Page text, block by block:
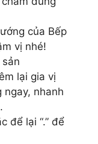
của Bếp
vị nhé!
lại gia vị
ngay, nhanh
để lại “.” để